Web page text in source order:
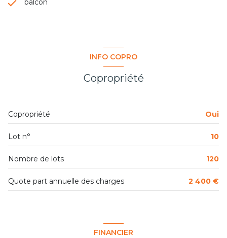
INFO COPRO
Copropriété
Copropriété Oui
Lot n° 10
Nombre de lots 120
Quote part annuelle des charges 2 400 €
FINANCIER